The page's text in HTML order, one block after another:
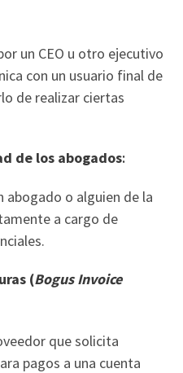
un CEO u otro ejecutivo
con un usuario final de
de realizar ciertas
de los abogados:
abogado o alguien de la
a cargo de
(Bogus Invoice
que solicita
pagos a una cuenta